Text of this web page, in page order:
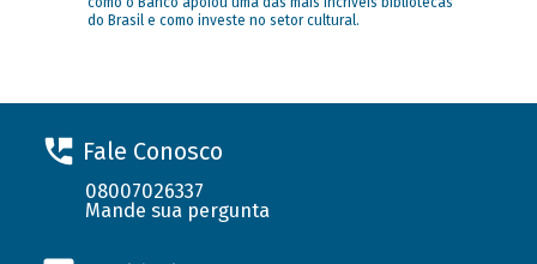
do Brasil e como investe no setor cultural.
Fale Conosco
08007026337
Mande sua pergunta